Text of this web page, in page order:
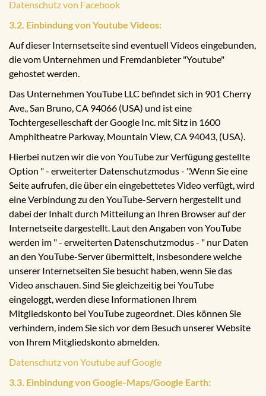
Datenschutz von Facebook
3.2. Einbindung von Youtube Videos:
Auf dieser Internsetseite sind eventuell Videos eingebunden,
die vom Unternehmen und Fremdanbieter "Youtube"
gehostet werden.
Das Unternehmen YouTube LLC befindet sich in 901 Cherry
Ave., San Bruno, CA 94066 (USA) und ist eine
Tochtergeselleschaft der Google Inc. mit Sitz in 1600
Amphitheatre Parkway, Mountain View, CA 94043, (USA).
Hierbei nutzen wir die von YouTube zur Verfügung gestellte
Option " - erweiterter Datenschutzmodus - ".Wenn Sie eine
Seite aufrufen, die über ein eingebettetes Video verfügt, wird
eine Verbindung zu den YouTube-Servern hergestellt und
dabei der Inhalt durch Mitteilung an Ihren Browser auf der
Internetseite dargestellt. Laut den Angaben von YouTube
werden im " - erweiterten Datenschutzmodus - " nur Daten
an den YouTube-Server übermittelt, insbesondere welche
unserer Internetseiten Sie besucht haben, wenn Sie das
Video anschauen. Sind Sie gleichzeitig bei YouTube
eingeloggt, werden diese Informationen Ihrem
Mitgliedskonto bei YouTube zugeordnet. Dies können Sie
verhindern, indem Sie sich vor dem Besuch unserer Website
von Ihrem Mitgliedskonto abmelden.
Datenschutz von Youtube auf Google
3.3. Einbindung von Google-Maps/Google Earth: